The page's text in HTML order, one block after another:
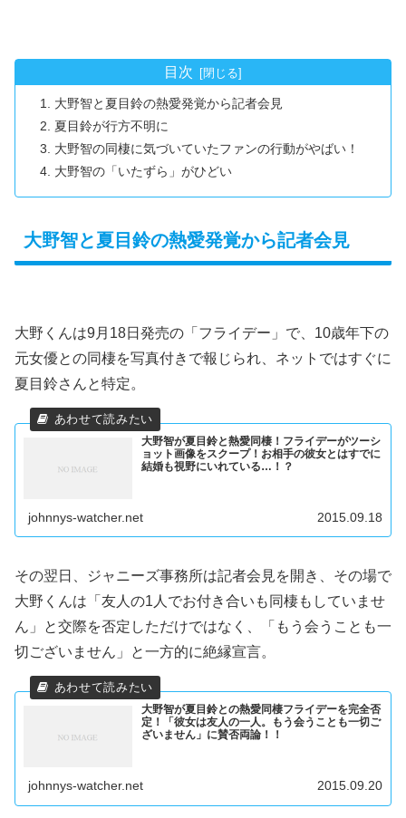
目次
大野智と夏目鈴の熱愛発覚から記者会見
夏目鈴が行方不明に
大野智の同棲に気づいていたファンの行動がやばい！
大野智の「いたずら」がひどい
大野智と夏目鈴の熱愛発覚から記者会見
大野くんは9月18日発売の「フライデー」で、10歳年下の
元女優との同棲を写真付きで報じられ、ネットではすぐに
夏目鈴さんと特定。
大野智が夏目鈴と熱愛同棲！フライデーがツーシ
ョット画像をスクープ！お相手の彼女とはすでに
結婚も視野にいれている…！？
johnnys-watcher.net 2015.09.18
その翌日、ジャニーズ事務所は記者会見を開き、その場で
大野くんは「友人の1人でお付き合いも同棲もしていませ
ん」と交際を否定しただけではなく、「もう会うことも一
切ございません」と一方的に絶縁宣言。
大野智が夏目鈴との熱愛同棲フライデーを完全否
定！「彼女は友人の一人。もう会うことも一切ご
ざいません」に賛否両論！！
johnnys-watcher.net 2015.09.20